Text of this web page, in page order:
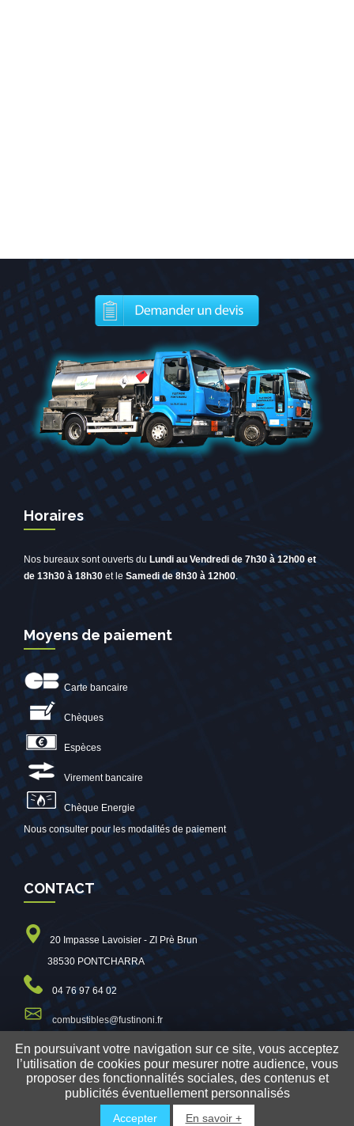
Horaires
Nos bureaux sont ouverts du Lundi au Vendredi de 7h30 à 12h00 et
de 13h30 à 18h30 et le Samedi de 8h30 à 12h00.
Moyens de paiement
Carte bancaire
Chèques
Espèces
Virement bancaire
Chèque Energie
Nous consulter pour les modalités de paiement
CONTACT
20 Impasse Lavoisier - ZI Prè Brun
38530 PONTCHARRA
04 76 97 64 02
combustibles@fustinoni.fr
© 2019 Fustinoni Combustibles - Tous droits réservés - 
En poursuivant votre navigation sur ce site, vous acceptez
l’utilisation de cookies pour mesurer notre audience, vous
proposer des fonctionnalités sociales, des contenus et
publicités éventuellement personnalisés
Accepter En savoir +